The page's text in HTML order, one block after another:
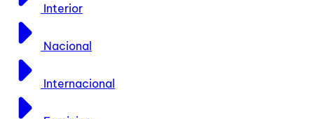
Interior
Nacional
Internacional